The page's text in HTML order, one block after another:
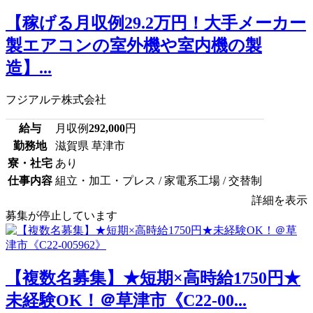
【稼げる月収例29.2万円！大手メーカー
製エアコンの室外機や室内機の製
造】...
フジアルテ株式会社
給与 月収例292,000円
勤務地
滋賀県 草津市
寮・社宅 あり
仕事内容 組立・加工・プレス / 家電系工場 / 交替制
詳細を表示
募集が停止しています
【複数名募集】★短期×高時給1750円★
未経験OK！＠草津市《C22-00...